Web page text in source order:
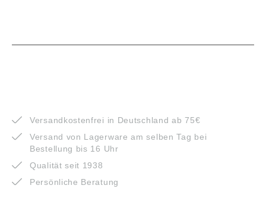
Versandkostenfrei in Deutschland ab 75€
Versand von Lagerware am selben Tag bei
Bestellung bis 16 Uhr
Qualität seit 1938
Persönliche Beratung